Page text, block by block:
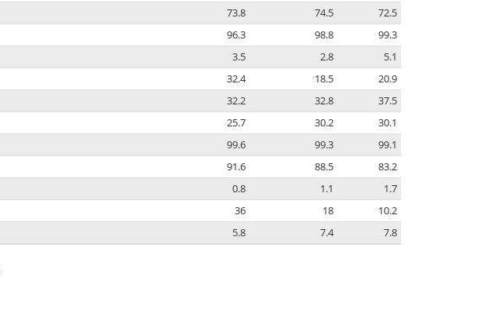
73.8 74.5
72.5
96.3 98.8
99.3
3.5 2.8
5.1
32.4 18.5
20.9
32.2 32.8
37.5
25.7 30.2
30.1
99.6 99.3
99.1
91.6 88.5
83.2
0.8 1.1
1.7
36 18
10.2
5.8 7.4 7.8